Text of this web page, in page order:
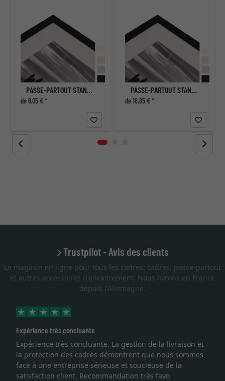
PASSE-PARTOUT STANDARD SANS ACIDES 1,4 MM
de 6,05 € *
PASSE-PARTOUT STANDARD SANS ACIDES 1,4 MM
de 18,85 € *
Trustpilot - Avis des clients
Le magasin en ligne pour tous les cadres: cadres, passe-partout
et autres accessoires d'encadrement. Nous livrons en France
depuis l'Allemagne.
et
sommes
Excellent
Je recherchais un cadre sur mesure pour une
lithographie, je suis tombée sur ce site. Le
qualité sont au rendez vous. Emballage
service et livraison dans les temps. J'espère